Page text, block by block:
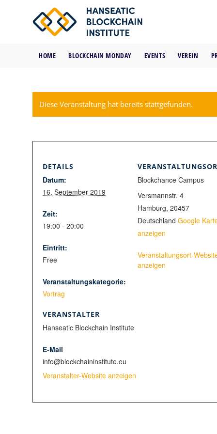
HOME BLOCKCHAIN MONDAY EVENTS VEREIN
Diese Veranstaltung hat bereits stattgefunden.
DETAILS
Datum:
16. September 2019
Zeit:
19:00 - 20:00
Eintritt:
Free
Veranstaltungskategorie:
Vortrag
Blockchance Campus
Versmannstr. 4
Hamburg, 20457
Deutschland Google
anzeigen
Veranstaltungsort-
anzeigen
VERANSTALTER
Hanseatic Blockchain Institute
E-Mail
info@blockchaininstitute.eu
Veranstalter-Website anzeigen